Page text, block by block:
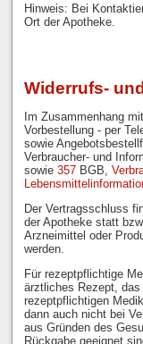
Hinweis: Bei
Ort der Apotheke.
Widerrufs-
Im Zusammenhang
Vorbestellung - per
sowie
Verbraucher- und
sowie 357BGB,
Der Vertragsschluss
der Apotheke statt
Arzneimittel oder
werden.
Für rezeptpflichtige
ärztliches Rezept,
rezeptpflichtigen
dann auch nicht bei
aus Gründen des
Rückgabe geeignet